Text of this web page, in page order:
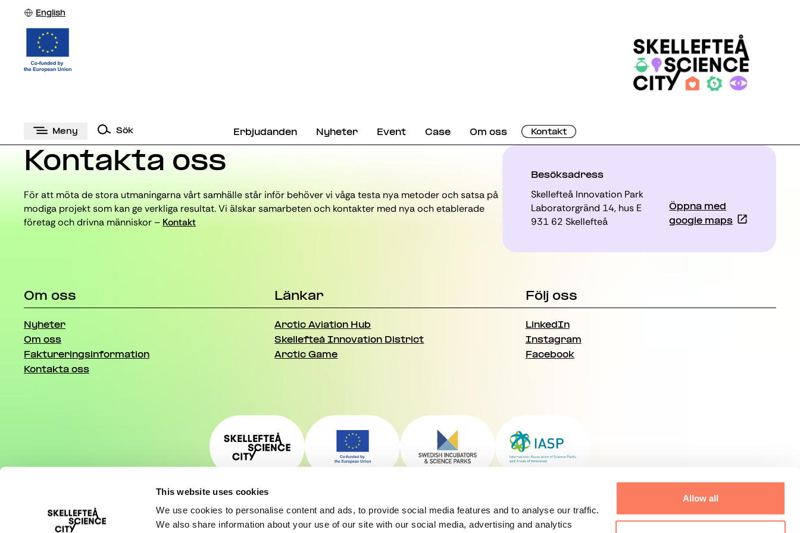
This website uses cookies
We use cookies to personalise content and ads, to provide social media features and to analyse our traffic.
We also share information about your use of our site with our social media, advertising and analytics
Allow all
English
Meny Sök Erbjudanden Nyheter Event Case Om oss Kontakt
Kontakta oss
För att möta de stora utmaningarna vårt samhälle står inför behöver vi våga testa nya metoder och satsa på
modiga projekt som kan ge verkliga resultat. Vi älskar samarbeten och kontakter med nya och etablerade
företag och drivna människor – Kontakt
Besöksadress
Skellefteå Innovation Park
Laboratorgränd 14, hus E
931 62 Skellefteå
Öppna med
google maps
Om oss
Nyheter
Om oss
Faktureringsinformation
Kontakta oss
Länkar
Arctic Aviation Hub
Skellefteå Innovation District
Arctic Game
Följ oss
LinkedIn
Instagram
Facebook